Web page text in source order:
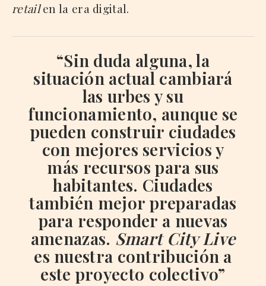
retailen la era digital.
“Sin duda alguna, la
situación actual cambiará
las urbes y su
funcionamiento, aunque se
pueden construir ciudades
con mejores servicios y
más recursos para sus
habitantes. Ciudades
también mejor preparadas
para responder a nuevas
amenazas. Smart City Live
es nuestra contribución a
este proyecto colectivo”